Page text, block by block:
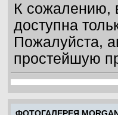
К сожалению,
доступна
Пожалуйста,
простейшую